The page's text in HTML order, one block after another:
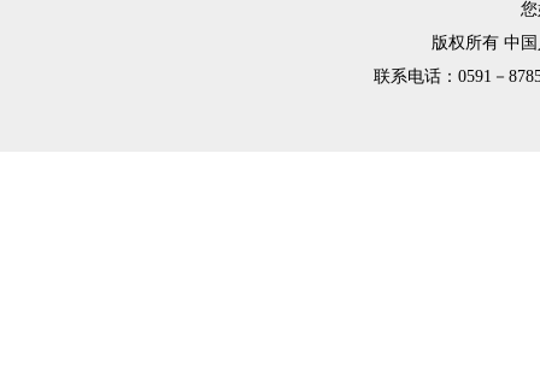
版权所有 中
联系电话：0591－